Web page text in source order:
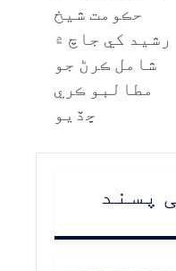
حڪومت شيخ
رشيد کي جاچ ۾
شامل ڪرڻ جو
مطالبو ڪري
ڇڏيو
پسند